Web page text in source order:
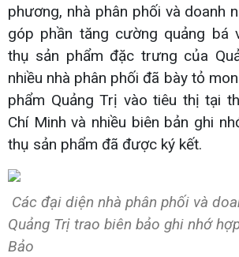
phương, nhà phân phối và doanh
góp phần tăng cường quảng bá
thụ sản phẩm đặc trưng của
nhiều nhà phân phối đã bày tỏ
phẩm Quảng Trị vào tiêu thị tại
Chí Minh và nhiều biên bản ghi
thụ sản phẩm đã được ký kết.
Các đại diện nhà phân phối và
Quảng Trị trao biên bảo ghi nhớ
Bảo